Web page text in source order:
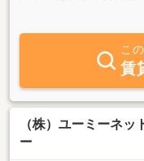
ション、戸建、店舗、貸
実績店ならではのご提案
い！ご来店用駐車場も完
来店を心よりお待ち致し
こ
賃
（株）ユーミーネ
ー